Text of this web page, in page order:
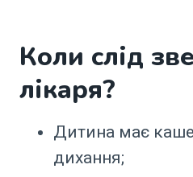
Коли слід
лікаря?
Дитина має
дихання;